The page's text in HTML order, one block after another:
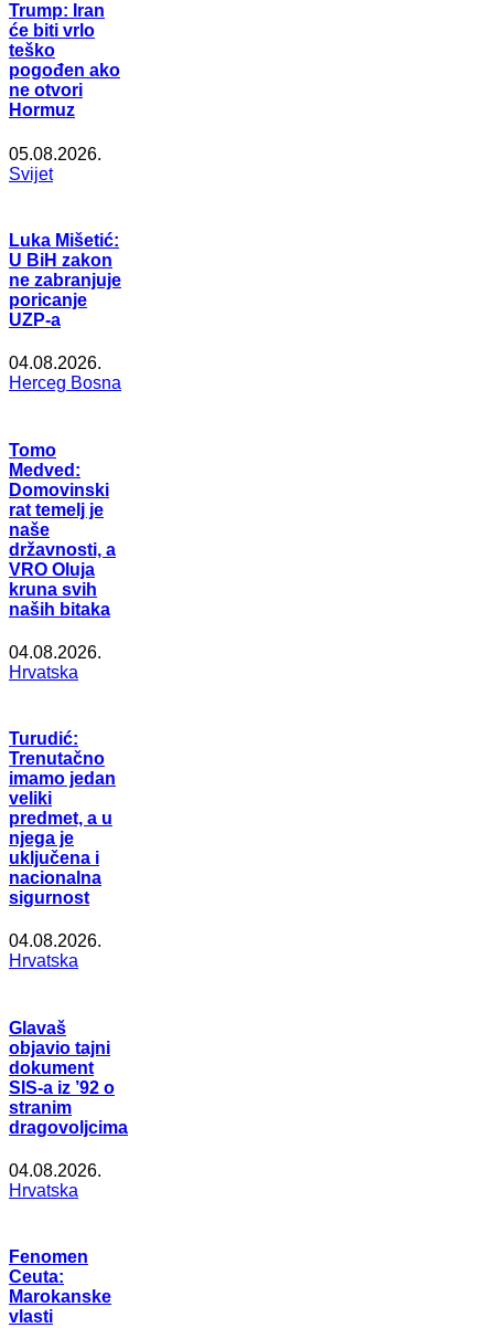
Trump: Iran
će biti vrlo
teško
pogođen ako
ne otvori
Hormuz
05.08.2026.
Svijet
Luka Mišetić:
U BiH zakon
ne zabranjuje
poricanje
UZP-a
04.08.2026.
Herceg Bosna
Tomo
Medved:
Domovinski
rat temelj je
naše
državnosti, a
VRO Oluja
kruna svih
naših bitaka
04.08.2026.
Hrvatska
Turudić:
Trenutačno
imamo jedan
veliki
predmet, a u
njega je
uključena i
nacionalna
sigurnost
04.08.2026.
Hrvatska
Glavaš
objavio tajni
dokument
SIS-a iz ’92 o
stranim
dragovoljcima
04.08.2026.
Hrvatska
Fenomen
Ceuta:
Marokanske
vlasti